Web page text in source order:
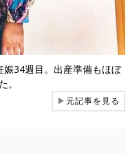
34週目。出産準備もほぼ
▶元記事を見る